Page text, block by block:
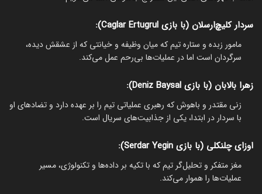
سردار کلیچ‌ارسلان (با بازی Caglar Ertugrul):
مامور زبده و ستاره تیم که میان وظیفه و خیانتی که از عشقش دیده،
سرگردان است اما در عملیات‌ها بی‌رحم عمل می‌کند.
زهرا بالابان (با بازی Deniz Baysal):
زنی مقتدر و باهوش که رهبری عملیاتی تیم را بر عهده دارد و تضادهای او
با سردار در ابتدا، یکی از جذابیت‌های سریال است.
اوزای چلنکلی (با بازی Serdar Yegin):
مغز متفکر و تحلیل‌گر تیم که با تکیه بر داده‌ها و تکنولوژی، مسیر
عملیات‌ها را هموار می‌کند.